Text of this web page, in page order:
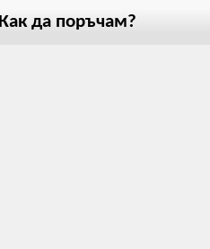
Как да поръчам?